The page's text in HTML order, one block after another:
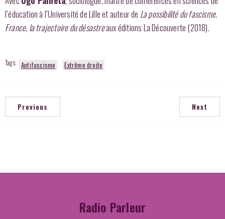
l’éducation à l’Université de Lille et auteur de La possibilité du fascisme.
France, la trajectoire du désastreaux éditions La Découverte (2018).
Tags: Antifascisme Extrême droite
Previous Next
Radio Parleur